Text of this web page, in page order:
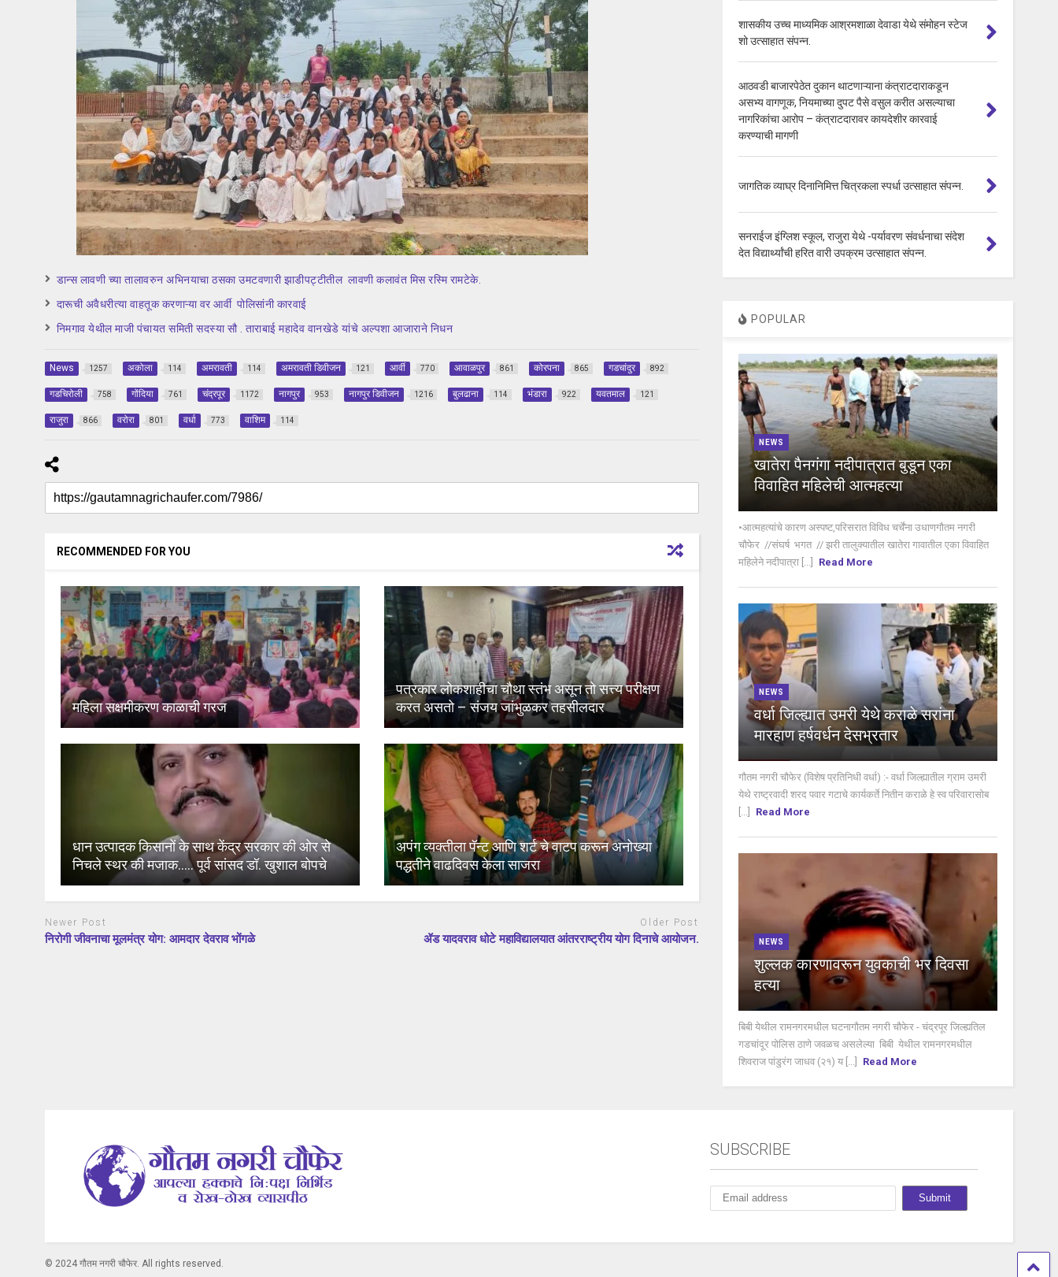
डान्स लावणी च्या तालावरुन अभिनयाचा ठसका उमटवणारी झाडीपट्टीतील लावणी कलावंत मिस रस्मि रामटेके.
दारूची अवैधरीत्या वाहतूक करणाऱ्या वर आर्वी पोलिसांनी कारवाई
निमगाव येथील माजी पंचायत समिती सदस्या सौ . ताराबाई महादेव वानखेडे यांचे अल्पशा आजाराने निधन
News 1257 अकोला 114 अमरावती 114 अमरावती डिवीजन 121 आर्वी 770 आवाळपुर 861 कोरपना 865 गडचांदुर 892
गडचिरोली 758 गोंदिया 761 चंद्रपूर 1172 नागपुर 953 नागपुर डिवीजन 1216 बुलढाना 114 भंडारा 922 यवतमाल 121
राजुरा 866 वरोरा 801 वर्धा 773 वाशिम 114
RECOMMENDED FOR YOU
महिला सक्षमीकरण काळाची गरज
पत्रकार लोकशाहीचा चौथा स्तंभ असून तो सत्त्य परीक्षण
करत असतो – संजय जांभुळकर तहसीलदार
धान उत्पादक किसानों के साथ केंद्र सरकार की ओर से
निचले स्थर की मजाक….. पूर्व सांसद डॉ. खुशाल बोपचे
अपंग व्यक्तीला पॅन्ट आणि शर्ट चे वाटप करून अनोख्या
पद्धतीने वाढदिवस केला साजरा
Newer Post
निरोगी जीवनाचा मूलमंत्र योग: आमदार देवराव भोंगळे
Older Post
ॲड यादवराव धोटे महाविद्यालयात आंतरराष्ट्रीय योग दिनाचे आयोजन.
शासकीय उच्च माध्यमिक आश्रमशाळा देवाडा येथे संमोहन स्टेज
शो उत्साहात संपन्न.
आठवडी बाजारपेठेत दुकान थाटणाऱ्याना कंत्राटदाराकडून
असभ्य वागणूक, नियमाच्या दुपट पैसे वसुल करीत असल्याचा
नागरिकांचा आरोप – कंत्राटदारावर कायदेशीर कारवाई
करण्याची मागणी
जागतिक व्याघ्र दिनानिमित्त चित्रकला स्पर्धा उत्साहात संपन्न.
सनराईज इंग्लिश स्कूल, राजुरा येथे -पर्यावरण संवर्धनाचा संदेश
देत विद्यार्थ्यांची हरित वारी उपक्रम उत्साहात संपन्न.
POPULAR
NEWS
खातेरा पैनगंगा नदीपात्रात बुडून एका
विवाहित महिलेची आत्महत्या
•आत्महत्यांचे कारण अस्पष्ट,परिसरात विविध चर्चेंना उधाणगौतम नगरी
चौफेर //संघर्ष भगत // झरी तालुक्यातील खातेरा गावातील एका विवाहित
महिलेने नदीपात्रा [...]
Read More
NEWS
वर्धा जिल्ह्यात उमरी येथे कराळे सरांना
मारहाण हर्षवर्धन देसभ्रतार
गौतम नगरी चौफेर (विशेष प्रतिनिधी वर्धा) :- वर्धा जिल्ह्यातील ग्राम उमरी
येथे राष्ट्रवादी शरद पवार गटाचे कार्यकर्ते नितीन कराळे हे स्व परिवारासोब
Read More
NEWS
शुल्लक कारणावरून युवकाची भर दिवसा
हत्या
बिबी येथील रामनगरमधील घटनागौतम नगरी चौफेर - चंद्रपूर जिल्ह्यतिल
गडचांदूर पोलिस ठाणे जवळच असलेल्या बिबी येथील रामनगरमधील
शिवराज पांडुरंग जाधव (२१) य [...]
Read More
SUBSCRIBE
© 2024 गौतम नगरी चौफेर. All rights reserved.